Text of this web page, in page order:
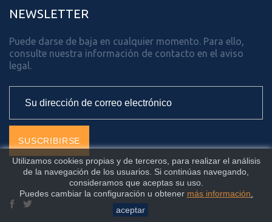
Utilizamos cookies propias y de terceros, para realizar el análisis
de la navegación de los usuarios. Si continúas navegando,
consideramos que aceptas su uso.
Puedes cambiar la configuración u obtener más información
aceptar
NEWSLETTER
Puede darse de baja en cualquier momento. Para ello,
consulte nuestra información de contacto en el aviso
legal.
Facebook